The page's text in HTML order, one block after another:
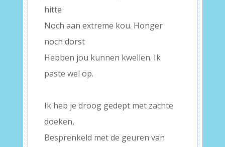
hitte
Noch aan extreme kou. Honger
noch dorst
Hebben jou kunnen kwellen. Ik
paste wel op.
Ik heb je droog gedept met zachte
doeken,
Besprenkeld met de geuren van